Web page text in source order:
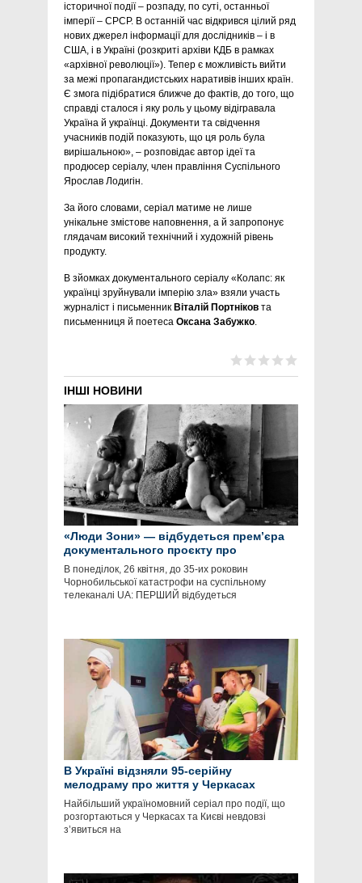
історичної події – розпаду, по суті, останньої
імперії – СРСР. В останній час відкрився цілий ряд
нових джерел інформації для дослідників – і в
США, і в Україні (розкриті архіви КДБ в рамках
«архівної революції»). Тепер є можливість вийти
за межі пропагандистських наративів інших країн.
Є змога підібратися ближче до фактів, до того, що
справді сталося і яку роль у цьому відігравала
Україна й українці. Документи та свідчення
учасників подій показують, що ця роль була
вирішальною», – розповідає автор ідеї та
продюсер серіалу, член правління Суспільного
Ярослав Лодигін.
За його словами, серіал матиме не лише
унікальне змістове наповнення, а й запропонує
глядачам високий технічний і художній рівень
продукту.
В зйомках документального серіалу «Колапс: як
українці зруйнували імперію зла» взяли участь
журналіст і письменник Віталій Портніков та
письменниця й поетеса Оксана Забужко
ІНШІ НОВИНИ
«Люди Зони» — відбудеться прем’єра
документального проєкту про
Чорнобиль
В понеділок, 26 квітня, до 35-их роковин
Чорнобильської катастрофи на суспільному
телеканалі UA: ПЕРШИЙ відбудеться
В Україні відзняли 95-серійну
мелодраму про життя у Черкасах
Найбільший україномовний серіал про події, що
розгортаються у Черкасах та Києві невдовзі
з’явиться на